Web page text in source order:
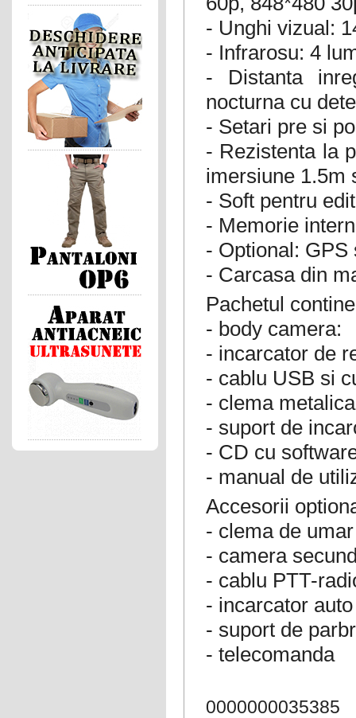
- Unghi vizual:
- Infrarosu: 4
- Distanta
nocturna cu
- Setari pre si
- Rezistenta la
imersiune 1.5m
- Soft pentru
- Memorie
- Optional:
- Carcasa din
Pachetul contine
- body camera:
- incarcator de
- cablu USB si
- clema
- suport de
- CD cu
- manual de
Accesorii
- clema de umar
- camera
- cablu PTT-
- incarcator auto
- suport de
- telecomanda
0000000035385